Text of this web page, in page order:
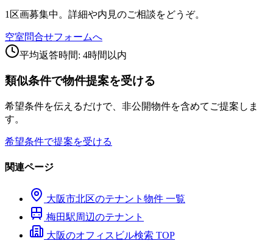
1区画募集中。詳細や内見のご相談をどうぞ。
空室問合せフォームへ
平均返答時間: 4時間以内
類似条件で物件提案を受ける
希望条件を伝えるだけで、非公開物件を含めてご提案しま
す。
希望条件で提案を受ける
関連ページ
大阪市北区のテナント物件 一覧
梅田駅周辺のテナント
大阪のオフィスビル検索 TOP